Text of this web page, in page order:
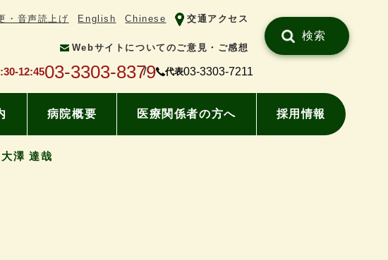
・音声読上げ English Chinese 交通アクセス
Webサイトについてのご意見・ご感想
12:4503-3303-8379 代表03-3303-7211
検索
病院概要 医療関係者の方へ 採用情報
澤 達哉